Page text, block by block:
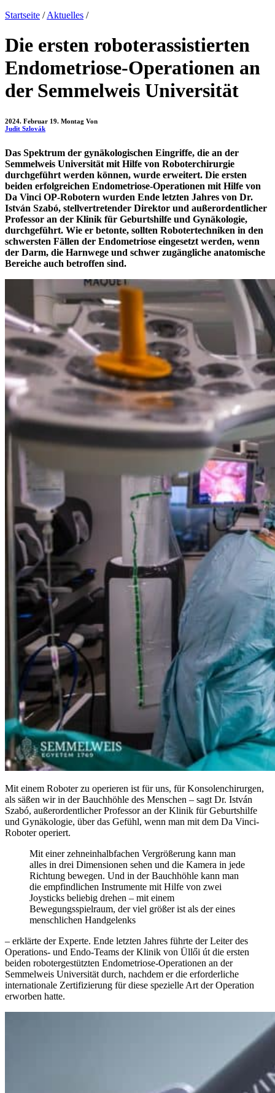
Startseite / Aktuelles /
Die ersten roboterassistierten
Endometriose-Operationen an
der Semmelweis Universität
2024. Februar 19. Montag Von
Judit Szlovák
Das Spektrum der gynäkologischen Eingriffe, die an der
Semmelweis Universität mit Hilfe von Roboterchirurgie
durchgeführt werden können, wurde erweitert. Die ersten
beiden erfolgreichen Endometriose-Operationen mit Hilfe von
Da Vinci OP-Robotern wurden Ende letzten Jahres von Dr.
István Szabó, stellvertretender Direktor und außerordentlicher
Professor an der Klinik für Geburtshilfe und Gynäkologie,
durchgeführt. Wie er betonte, sollten Robotertechniken in den
schwersten Fällen der Endometriose eingesetzt werden, wenn
der Darm, die Harnwege und schwer zugängliche anatomische
Bereiche auch betroffen sind.
Mit einem Roboter zu operieren ist für uns, für Konsolenchirurgen,
als säßen wir in der Bauchhöhle des Menschen – sagt Dr. István
Szabó, außerordentlicher Professor an der Klinik für Geburtshilfe
und Gynäkologie, über das Gefühl, wenn man mit dem Da Vinci-
Roboter operiert.
Mit einer zehneinhalbfachen Vergrößerung kann man
alles in drei Dimensionen sehen und die Kamera in jede
Richtung bewegen. Und in der Bauchhöhle kann man
die empfindlichen Instrumente mit Hilfe von zwei
Joysticks beliebig drehen – mit einem
Bewegungsspielraum, der viel größer ist als der eines
menschlichen Handgelenks
– erklärte der Experte. Ende letzten Jahres führte der Leiter des
Operations- und Endo-Teams der Klinik von Üllői út die ersten
beiden robotergestützten Endometriose-Operationen an der
Semmelweis Universität durch, nachdem er die erforderliche
internationale Zertifizierung für diese spezielle Art der Operation
erworben hatte.